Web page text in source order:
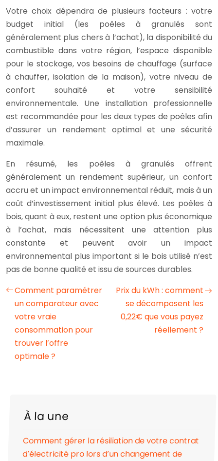
Votre choix dépendra de plusieurs facteurs : votre
budget initial (les poêles à granulés sont
généralement plus chers à l’achat), la disponibilité du
combustible dans votre région, l’espace disponible
pour le stockage, vos besoins de chauffage (surface
à chauffer, isolation de la maison), votre niveau de
confort souhaité et votre sensibilité
environnementale. Une installation professionnelle
est recommandée pour les deux types de poêles afin
d’assurer un rendement optimal et une sécurité
maximale.
En résumé, les poêles à granulés offrent
généralement un rendement supérieur, un confort
accru et un impact environnemental réduit, mais à un
coût d’investissement initial plus élevé. Les poêles à
bois, quant à eux, restent une option plus économique
à l’achat, mais nécessitent une attention plus
constante et peuvent avoir un impact
environnemental plus important si le bois utilisé n’est
pas de bonne qualité et issu de sources durables.
Comment paramétrer
un comparateur avec
votre vraie
consommation pour
trouver l’offre
optimale ?
Prix du kWh : comment
se décomposent les
0,22€ que vous payez
réellement ?
À la une
Comment gérer la résiliation de votre contrat
d’électricité pro lors d’un changement de